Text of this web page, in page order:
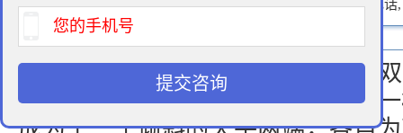
免费法律咨询热线:400-900-9881 请输入您的电话
厂房拆迁就像是一场维权大战，
维护着自己的战役，但因为有着不
提交咨询